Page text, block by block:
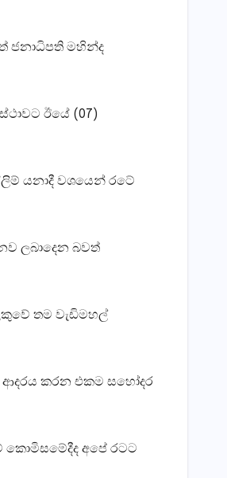
ජනාධිපති මහින්ද
ඊයේ (07)
යනාදී වශයෙන් රටේ
ලබාදෙන බවත්
තම වැඩිමහල්
ආදරය කරන එකම සහෝදර
කොමිසමේදීද අපේ රටට